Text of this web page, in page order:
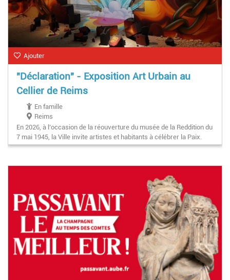
Ajouter
"Déclaration" - Exposition Art Urbain au
Cellier de Reims
En famille
Reims
En 2026, à l’occasion de la réouverture du musée de la Reddition du
7 mai 1945, la Ville invite artistes et habitants à célébrer la Paix.